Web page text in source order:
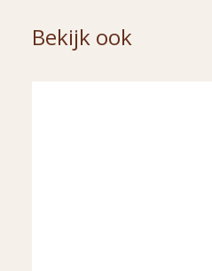
Bekijk ook